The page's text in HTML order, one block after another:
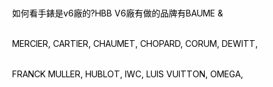
如何看手錶是v6廠的?HBB V6廠有做的品牌有BAUME &
MERCIER, CARTIER, CHAUMET, CHOPARD, CORUM, DEWITT,
FRANCK MULLER, HUBLOT, IWC, LUIS VUITTON, OMEGA,